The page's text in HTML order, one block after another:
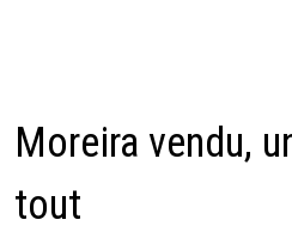
Moreira vendu,
tout